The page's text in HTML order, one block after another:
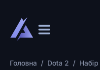
Головна / Dota 2 / Набір